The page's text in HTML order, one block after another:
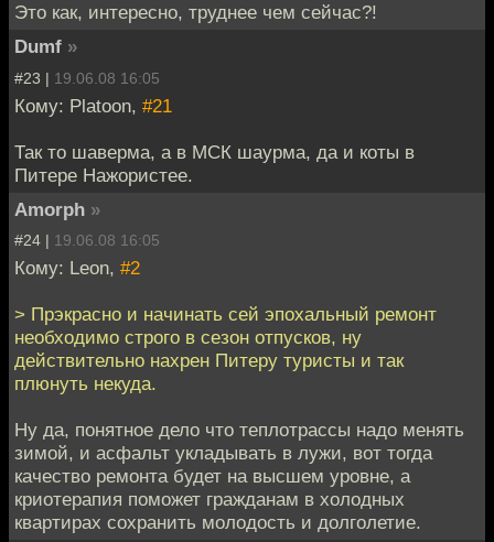
Это как, интересно, труднее чем сейчас?!
Dumf »
#23 | 19.06.08 16:05
Кому: Platoon, #21
Так то шаверма, а в МСК шаурма, да и коты в
Питере Нажористее.
Amorph »
#24 | 19.06.08 16:05
Кому: Leon, #2
> Прэкрасно и начинать сей эпохальный ремонт
необходимо строго в сезон отпусков, ну
действительно нахрен Питеру туристы и так
плюнуть некуда.
Ну да, понятное дело что теплотрассы надо менять
зимой, и асфальт укладывать в лужи, вот тогда
качество ремонта будет на высшем уровне, а
криотерапия поможет гражданам в холодных
квартирах сохранить молодость и долголетие.